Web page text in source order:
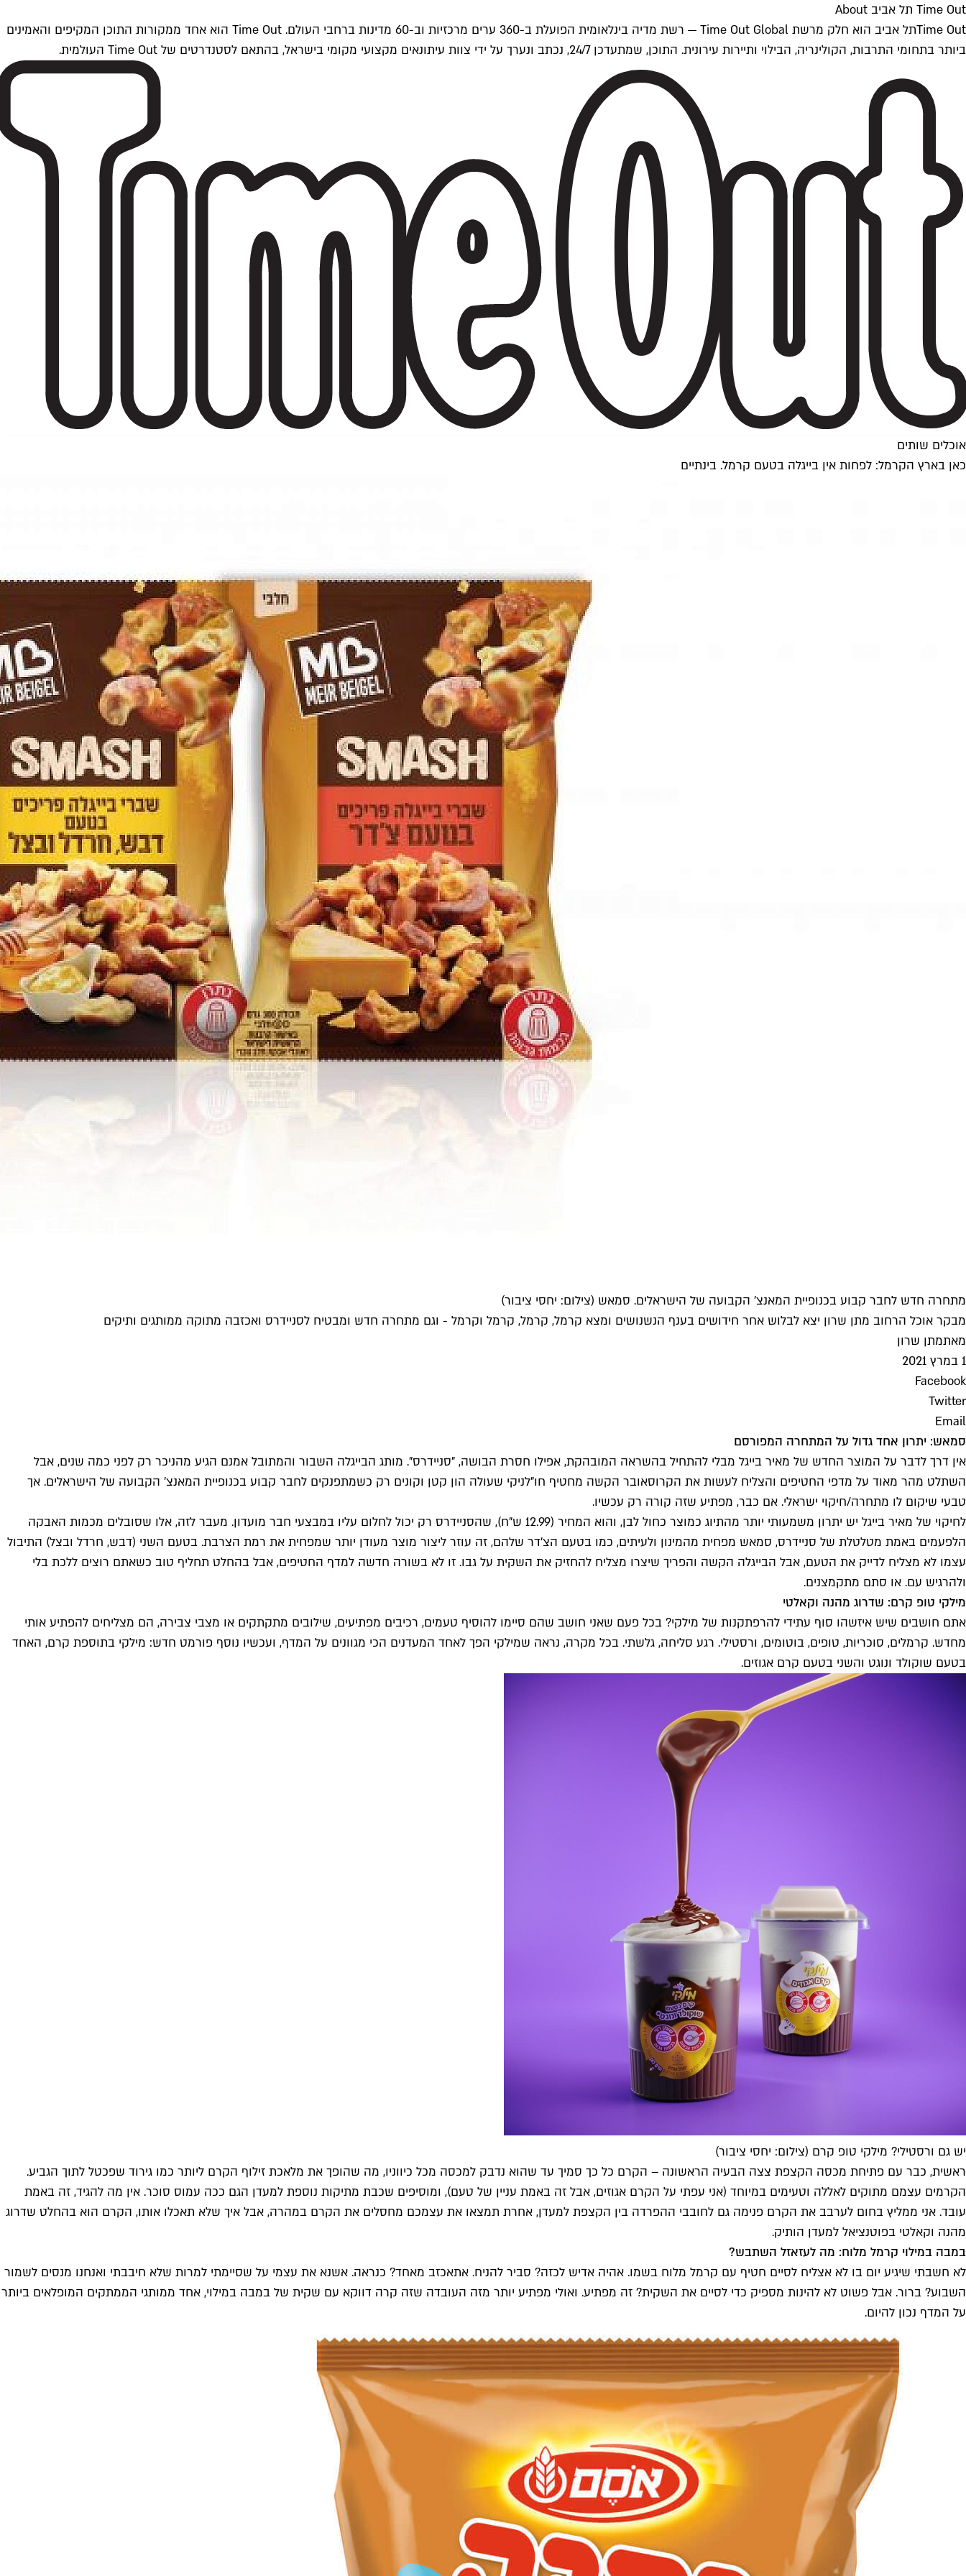
Time Out תל אביב About
Time Outתל אביב הוא חלק מרשת Time Out Global — רשת מדיה בינלאומית הפועלת ב-360 ערים מרכזיות וב-60 מדינות ברחבי העולם. Time Out הוא אחד ממקורות התוכן המקיפים והאמינים
ביותר בתחומי התרבות, הקולינריה, הבילוי ותיירות עירונית. התוכן, שמתעדכן 24/7, נכתב ונערך על ידי צוות עיתונאים מקצועי מקומי בישראל, בהתאם לסטנדרטים של Time Out העולמית.
אוכלים שותים
כאן בארץ הקרמל: לפחות אין בייגלה בטעם קרמל. בינתיים
מתחרה חדש לחבר קבוע בכנופיית המאנצ' הקבועה של הישראלים. סמאש (צילום: יחסי ציבור)
מבקר אוכל הרחוב מתן שרון יצא לבלוש אחר חידושים בענף הנשנושים ומצא קרמל, קרמל, קרמל וקרמל - וגם מתחרה חדש ומבטיח לסניידרס ואכזבה מתוקה ממותגים ותיקים
מאתמתן שרון
1 במרץ 2021
Facebook
Twitter
Email
סמאש: יתרון אחד גדול על המתחרה המפורסם
אין דרך לדבר על המוצר החדש של מאיר בייגל מבלי להתחיל בהשראה המובהקת, אפילו חסרת הבושה, "סניידרס". מותג הבייגלה השבור והמתובל אמנם הגיע מהניכר רק לפני כמה שנים, אבל
השתלט מהר מאוד על מדפי החטיפים והצליח לעשות את הקרוסאובר הקשה מחטיף חו"לניקי שעולה הון קטן וקונים רק כשמתפנקים לחבר קבוע בכנופיית המאנצ' הקבועה של הישראלים. אך
טבעי שיקום לו מתחרה/חיקוי ישראלי. אם כבר, מפתיע שזה קורה רק עכשיו.
לחיקוי של מאיר בייגל יש יתרון משמעותי יותר מהתיוג כמוצר כחול לבן, והוא המחיר (12.99 ש"ח), שהסניידרס רק יכול לחלום עליו במבצעי חבר מועדון. מעבר לזה, אלו שסובלים מכמות האבקה
הלפעמים באמת מטלטלת של סניידרס, סמאש מפחית מהמינון ולעיתים, כמו בטעם הצ'דר שלהם, זה עוזר ליצור מוצר מעודן יותר שמפחית את רמת הצרבת. בטעם השני (דבש, חרדל ובצל) התיבול
עצמו לא מצליח לדייק את הטעם, אבל הבייגלה הקשה והפריך שיצרו מצליח להחזיק את השקית על גבו. זו לא בשורה חדשה למדף החטיפים, אבל בהחלט תחליף טוב כשאתם רוצים ללכת בלי
ולהרגיש עם. או סתם מתקמצנים.
מילקי טופ קרם: שדרוג מהנה וקאלטי
אתם חושבים שיש איזשהו סוף עתידי להרפתקנות של מילקי? בכל פעם שאני חושב שהם סיימו להוסיף טעמים, רכיבים מפתיעים, שילובים מתקתקים או מצבי צבירה, הם מצליחים להפתיע אותי
מחדש. קרמלים, סוכריות, טופים, בוטומים, ורסטילי. רגע סליחה, גלשתי. בכל מקרה, נראה שמילקי הפך לאחד המעדנים הכי מגוונים על המדף, ועכשיו נוסף פורמט חדש: מילקי בתוספת קרם, האחד
בטעם שוקולד ונוגט והשני בטעם קרם אגוזים.
יש גם ורסטילי? מילקי טופ קרם (צילום: יחסי ציבור)
ראשית, כבר עם פתיחת מכסה הקצפת צצה הבעיה הראשונה – הקרם כל כך סמיך עד שהוא נדבק למכסה מכל כיווניו, מה שהופך את מלאכת זילוף הקרם ליותר כמו גירוד שפכטל לתוך הגביע.
הקרמים עצמם מתוקים לאללה וטעימים במיוחד (אני עפתי על הקרם אגוזים, אבל זה באמת עניין של טעם), ומוסיפים שכבת מתיקות נוספת למעדן הגם ככה עמוס סוכר. אין מה להגיד, זה באמת
עובד. אני ממליץ בחום לערבב את הקרם פנימה גם לחובבי ההפרדה בין הקצפת למעדן, אחרת תמצאו את עצמכם מחסלים את הקרם במהרה, אבל איך שלא תאכלו אותו, הקרם הוא בהחלט שדרוג
מהנה וקאלטי בפוטנציאל למעדן הותיק.
במבה במילוי קרמל מלוח: מה לעזאזל השתבש?
לא חשבתי שיגיע יום בו לא אצליח לסיים חטיף עם קרמל מלוח בשמו. אהיה אדיש לכזה? סביר להניח. אתאכזב מאחד? כנראה. אשנא את עצמי על שסיימתי למרות שלא חיבבתי ואנחנו מנסים לשמור
השבוע? ברור. אבל פשוט לא להינות מספיק כדי לסיים את השקית? זה מפתיע. ואולי מפתיע יותר מזה העובדה שזה קרה דווקא עם שקית של במבה במילוי, אחד ממותגי הממתקים המופלאים ביותר
על המדף נכון להיום.